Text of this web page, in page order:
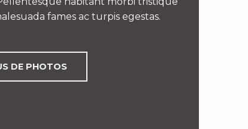
fames ac turpis egestas.
DE PHOTOS